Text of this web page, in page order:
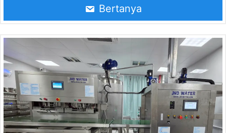
mengendalikan bahan dengan ciri aliran yang berbeza-
beza. Ciri-ciri utama termasuk kebolehgunaan yang luas,
tepat, kecekapan pengeluaran yang tinggi, kemudahan
operasi, penjimatan buruh dan hayat perkhidmatan yang
panjang.
Bertanya